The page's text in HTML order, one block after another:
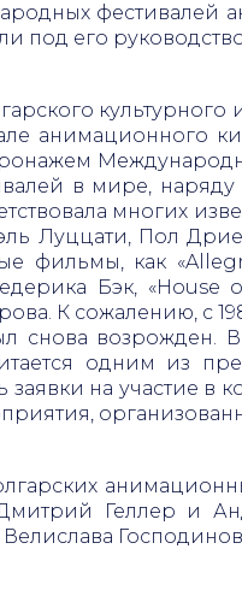
фестивалей
под его
анимационного
в мире,
многих
Луццати, Пол
фильмы, как
Бэк, «House
К сожалению, с
снова
одним из
заявки на участие
Геллер и
Велислава